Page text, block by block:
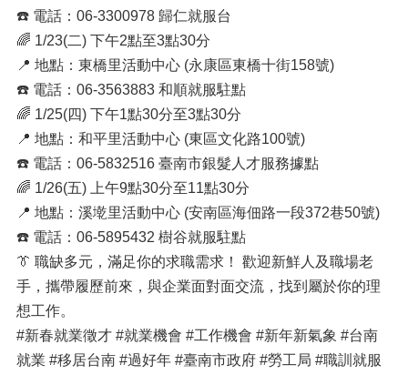
☎️ 電話：06-3300978 歸仁就服台
🌈 1/23(二) 下午2點至3點30分
📍 地點：東橋里活動中心 (永康區東橋十街158號)
☎️ 電話：06-3563883 和順就服駐點
🌈 1/25(四) 下午1點30分至3點30分
📍 地點：和平里活動中心 (東區文化路100號)
☎️ 電話：06-5832516 臺南市銀髮人才服務據點
🌈 1/26(五) 上午9點30分至11點30分
📍 地點：溪墘里活動中心 (安南區海佃路一段372巷50號)
☎️ 電話：06-5895432 樹谷就服駐點
👔 職缺多元，滿足你的求職需求！ 歡迎新鮮人及職場老
手，攜帶履歷前來，與企業面對面交流，找到屬於你的理
想工作。
#新春就業徵才 #就業機會 #工作機會 #新年新氣象 #台南
就業 #移居台南 #過好年 #臺南市政府 #勞工局 #職訓就服